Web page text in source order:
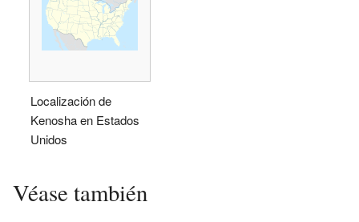
Localización de
Kenosha en Estados
Unidos
Véase también